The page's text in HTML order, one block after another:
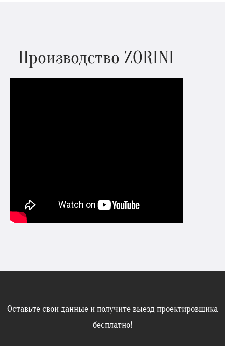
Производство ZORINI
Оставьте свои данные и получите выезд проектировщика
бесплатно!